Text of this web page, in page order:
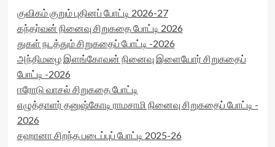
குவிகம் குறும் புதினப் போட்டி 2026-27
கந்தர்வன் நினைவு சிறுகதை போட்டி 2026
துகள் நடத்தும் சிறுகதைப் போட்டி -2026
அந்திமழை இளங்கோவன் நினைவு இளையோர் சிறுகதைப்
போட்டி -2026
ஈரோடு வாசல் சிறுகதை போட்டி
எழுத்தாளர் தனுஷ்கோடி ராமசாமி நினைவு சிறுகதைப் போட்டி -
2026
சஹானா சிறந்த படைப்புப் போட்டி 2025-26